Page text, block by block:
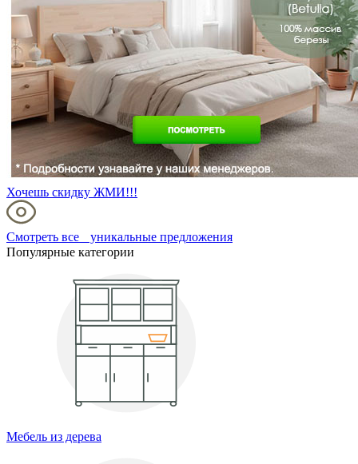
Хочешь скидку ЖМИ!!!
Смотреть все уникальные предложения
Популярные категории
Мебель из дерева